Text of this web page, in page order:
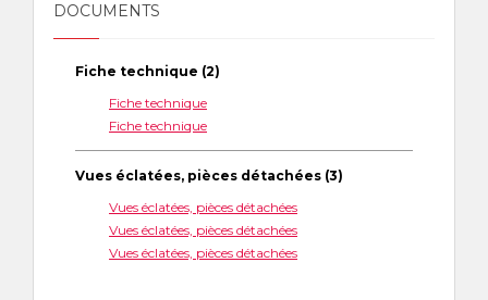
DOCUMENTS
Fiche technique (2)
Fiche technique
Fiche technique
Vues éclatées, pièces détachées (3)
Vues éclatées, pièces détachées
Vues éclatées, pièces détachées
Vues éclatées, pièces détachées